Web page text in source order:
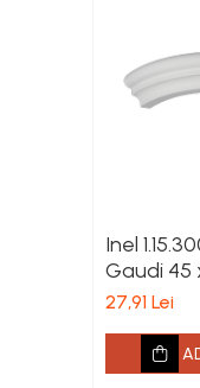
Inel
Gaudi 45
27,91 Lei